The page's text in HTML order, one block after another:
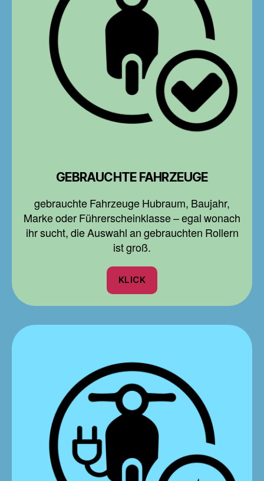
GEBRAUCHTE FAHRZEUGE
gebrauchte Fahrzeuge Hubraum, Baujahr,
Marke oder Führerscheinklasse – egal wonach
ihr sucht, die Auswahl an gebrauchten Rollern
ist groß.
KLICK